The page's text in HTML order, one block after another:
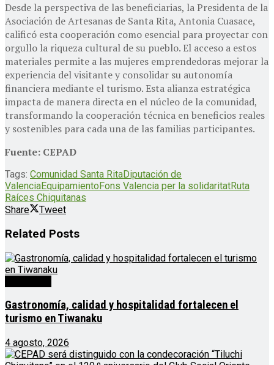
Desde la perspectiva de las beneficiarias, la Presidenta de la
Asociación de Artesanas de Santa Rita, Antonia Cuasace,
calificó esta cooperación como esencial para proyectar con
orgullo la riqueza cultural de su pueblo. El acceso a estos
materiales permite a las mujeres emprendedoras mejorar la
experiencia del visitante y consolidar su autonomía
financiera mediante el turismo. Esta alianza estratégica
impacta de manera directa en el núcleo de la comunidad,
transformando la cooperación técnica en beneficios reales
y sostenibles para cada una de las familias participantes.
Fuente: CEPAD
Tags: Comunidad Santa RitaDiputación de
ValenciaEquipamiento Fons Valencia per la solidaritatRuta
Raíces Chiquitanas
Share
Tweet
Related Posts
Gastronomía, calidad y hospitalidad fortalecen el
turismo en Tiwanaku
4 agosto, 2026